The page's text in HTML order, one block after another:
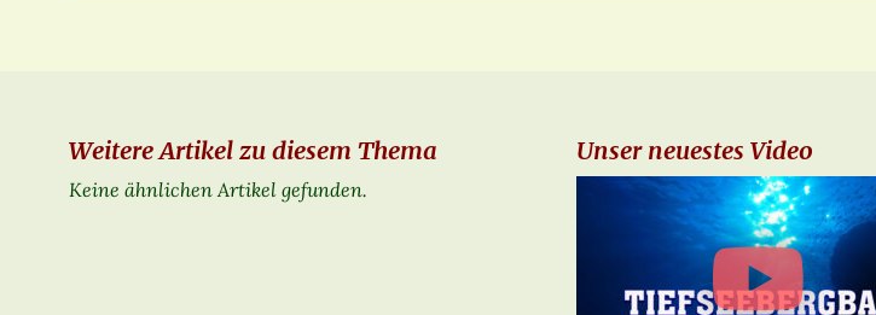
Weitere Artikel zu diesem Thema
Keine ähnlichen Artikel gefunden.
Unser neuestes Video